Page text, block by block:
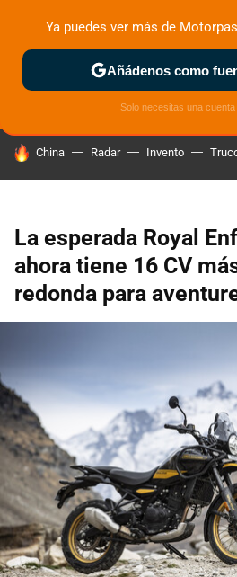
ZONA DE PRUEBAS DEPORTIVAS
HOY SE HABLA DE
China Radar Invento
La esperada Royal
ahora tiene 16 CV
redonda para
Ya puedes ver más de
Añádenos como
Solo necesitas una